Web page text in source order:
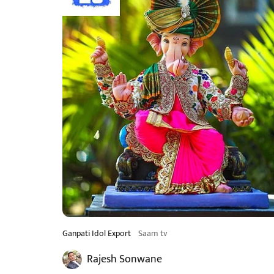
Ganpati Idol Export Saam tv
Rajesh Sonwane